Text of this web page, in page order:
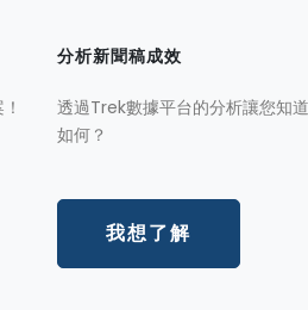
分析新聞稿成效
透過Trek數據平台的分析讓您知
如何？
我想了解